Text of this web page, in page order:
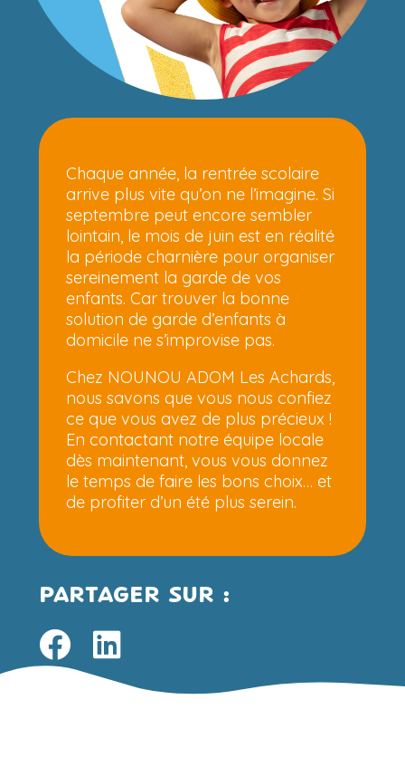
Chaque année, la rentrée scolaire
arrive plus vite qu’on ne l’imagine. Si
septembre peut encore sembler
lointain, le mois de juin est en réalité
la période charnière pour organiser
sereinement la garde de vos
enfants. Car trouver la bonne
solution de garde d’enfants à
domicile ne s’improvise pas.
Chez NOUNOU ADOM Les Achards,
nous savons que vous nous confiez
ce que vous avez de plus précieux !
En contactant notre équipe locale
dès maintenant, vous vous donnez
le temps de faire les bons choix… et
de profiter d’un été plus serein.
PARTAGER SUR :